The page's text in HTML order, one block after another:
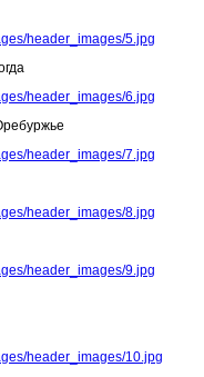
header_images/5.jpg
header_images/6.jpg
header_images/7.jpg
header_images/8.jpg
header_images/9.jpg
header_images/10.jpg